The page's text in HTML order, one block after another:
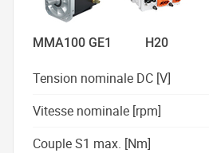
MMA100 GE1 H20
Tension nominale DC [V]
Vitesse nominale [rpm]
Couple S1 max. [Nm]